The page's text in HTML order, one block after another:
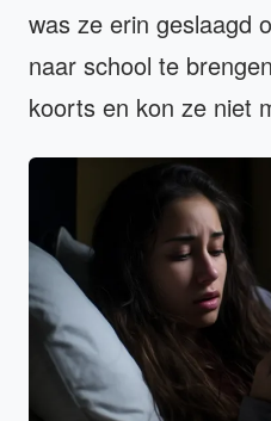
was ze erin geslaagd
naar school te
koorts en kon ze niet